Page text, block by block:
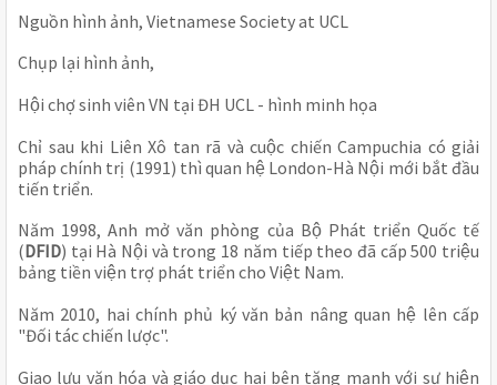
Nguồn hình ảnh, Vietnamese Society at UCL
Chụp lại hình ảnh,
Hội chợ sinh viên VN tại ĐH UCL - hình minh họa
Chỉ sau khi Liên Xô tan rã và cuộc chiến Campuchia có giải
pháp chính trị (1991) thì quan hệ London-Hà Nội mới bắt đầu
tiến triển.
Năm 1998, Anh mở văn phòng của Bộ Phát triển Quốc tế
(DFID) tại Hà Nội và trong 18 năm tiếp theo đã cấp 500 triệu
bảng tiền viện trợ phát triển cho Việt Nam.
Năm 2010, hai chính phủ ký văn bản nâng quan hệ lên cấp
"Đối tác chiến lược".
Giao lưu văn hóa và giáo dục hai bên tăng mạnh với sự hiện